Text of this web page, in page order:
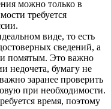
можно только в
требуется
виде, то есть
сведений, а
помятым. Это важно
недочета, бумагу не
заранее проверить
при необходимости.
время, поэтому